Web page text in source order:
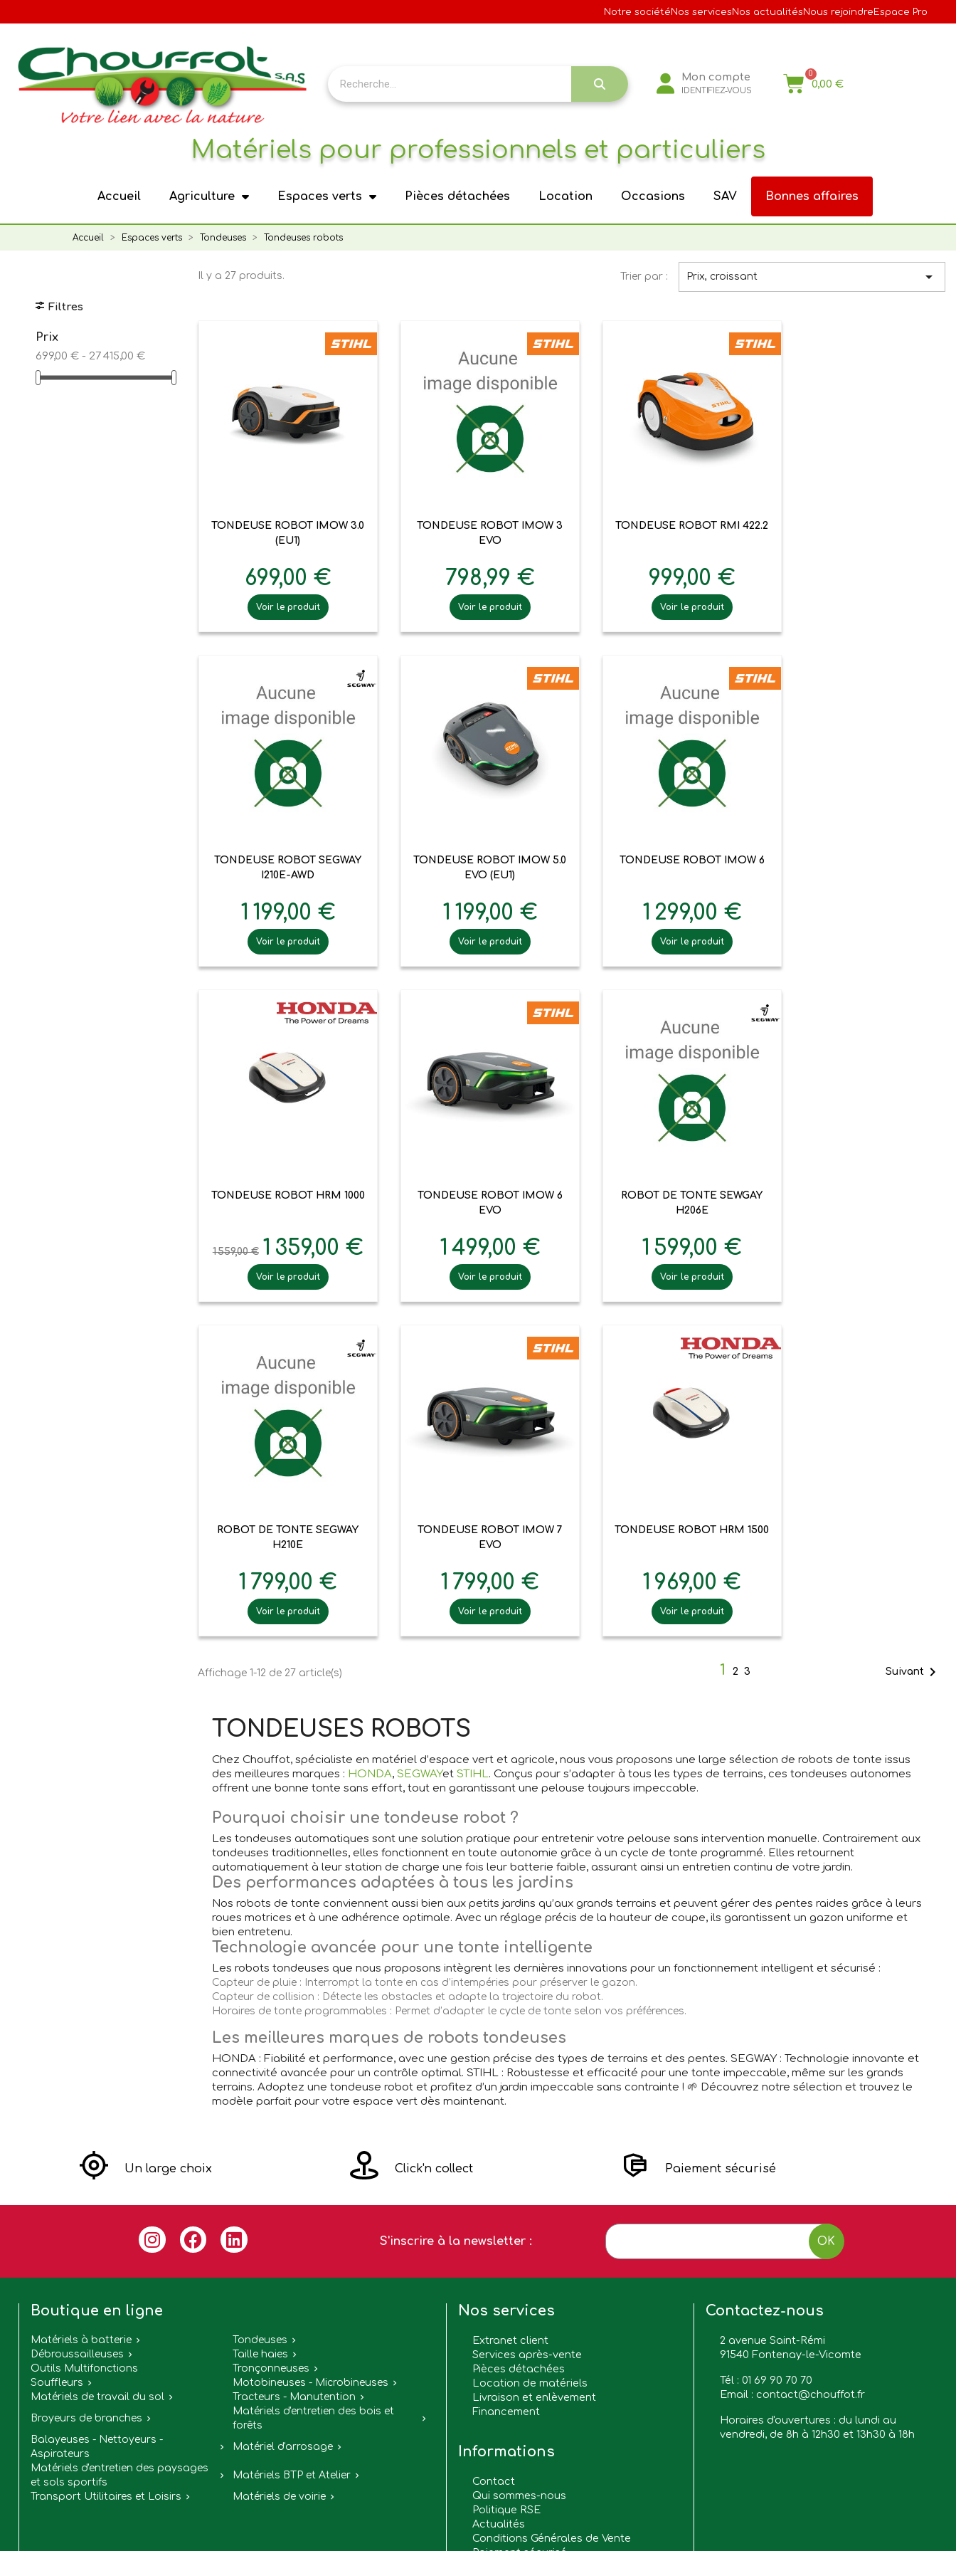
Notre sociétéNos servicesNos actualitésNous rejoindre Espace Pro
Mon compte
IDENTIFIEZ-VOUS
0,00 €
Matériels pour professionnels et particuliers
Accueil Agriculture Espaces verts Pièces détachées Location Occasions SAV Bonnes affaires
Accueil Espaces verts Tondeuses Tondeuses robots
Filtres
Prix
699,00 € - 27 415,00 €
Il y a 27 produits. Trier par : Prix, croissant 
TONDEUSE ROBOT IMOW 3.0
(EU1)
699,00 €
Voir le produit
TONDEUSE ROBOT IMOW 3
EVO
798,99 €
Voir le produit
TONDEUSE ROBOT RMI 422.2
999,00 €
Voir le produit
TONDEUSE ROBOT SEGWAY
I210E-AWD
1 199,00 €
Voir le produit
TONDEUSE ROBOT IMOW 5.0
EVO (EU1)
1 199,00 €
Voir le produit
TONDEUSE ROBOT IMOW 6
1 299,00 €
Voir le produit
TONDEUSE ROBOT HRM 1000
1 559,00 € 1 359,00 €
Voir le produit
TONDEUSE ROBOT IMOW 6
EVO
1 499,00 €
Voir le produit
ROBOT DE TONTE SEWGAY
H206E
1 599,00 €
Voir le produit
ROBOT DE TONTE SEGWAY
H210E
1 799,00 €
Voir le produit
TONDEUSE ROBOT IMOW 7
EVO
1 799,00 €
Voir le produit
TONDEUSE ROBOT HRM 1500
1 969,00 €
Voir le produit
Affichage 1-12 de 27 article(s) 123 Suivant
TONDEUSES ROBOTS
Chez Chouffot, spécialiste en matériel d’espace vert et agricole, nous vous proposons une large sélection de robots de tonte issus
des meilleures marques : HONDA, SEGWAYet STIHL. Conçus pour s’adapter à tous les types de terrains, ces tondeuses autonomes
offrent une bonne tonte sans effort, tout en garantissant une pelouse toujours impeccable.
Pourquoi choisir une tondeuse robot ?
Les tondeuses automatiques sont une solution pratique pour entretenir votre pelouse sans intervention manuelle. Contrairement aux
tondeuses traditionnelles, elles fonctionnent en toute autonomie grâce à un cycle de tonte programmé. Elles retournent
automatiquement à leur station de charge une fois leur batterie faible, assurant ainsi un entretien continu de votre jardin.
Des performances adaptées à tous les jardins
Nos robots de tonte conviennent aussi bien aux petits jardins qu’aux grands terrains et peuvent gérer des pentes raides grâce à leurs
roues motrices et à une adhérence optimale. Avec un réglage précis de la hauteur de coupe, ils garantissent un gazon uniforme et
bien entretenu.
Technologie avancée pour une tonte intelligente
Les robots tondeuses que nous proposons intègrent les dernières innovations pour un fonctionnement intelligent et sécurisé :
Capteur de pluie : Interrompt la tonte en cas d’intempéries pour préserver le gazon.
Capteur de collision : Détecte les obstacles et adapte la trajectoire du robot.
Horaires de tonte programmables : Permet d’adapter le cycle de tonte selon vos préférences.
Les meilleures marques de robots tondeuses
HONDA : Fiabilité et performance, avec une gestion précise des types de terrains et des pentes. SEGWAY : Technologie innovante et
connectivité avancée pour un contrôle optimal. STIHL : Robustesse et efficacité pour une tonte impeccable, même sur les grands
terrains. Adoptez une tondeuse robot et profitez d’un jardin impeccable sans contrainte ! 🌱 Découvrez notre sélection et trouvez le
modèle parfait pour votre espace vert dès maintenant.
Un large choix Click'n collect Paiement sécurisé
S'inscrire à la newsletter : OK
Boutique en ligne
Matériels à batterie  Tondeuses 
Débroussailleuses  Taille haies 
Outils Multifonctions Tronçonneuses 
Souffleurs  Motobineuses - Microbineuses 
Matériels de travail du sol  Tracteurs - Manutention 
Broyeurs de branches 
Matériels d'entretien des bois et
forêts

Balayeuses - Nettoyeurs -
Aspirateurs
 Matériel d'arrosage 
Matériels d'entretien des paysages
et sols sportifs
 Matériels BTP et Atelier 
Transport Utilitaires et Loisirs  Matériels de voirie 
Nos services
Extranet client
Services après-vente
Pièces détachées
Location de matériels
Livraison et enlèvement
Financement
Informations
Contact
Qui sommes-nous
Politique RSE
Actualités
Conditions Générales de Vente
Contactez-nous
2 avenue Saint-Rémi
91540 Fontenay-le-Vicomte
Tél : 01 69 90 70 70
Email : contact@chouffot.fr
Horaires d'ouvertures : du lundi au
vendredi, de 8h à 12h30 et 13h30 à 18h